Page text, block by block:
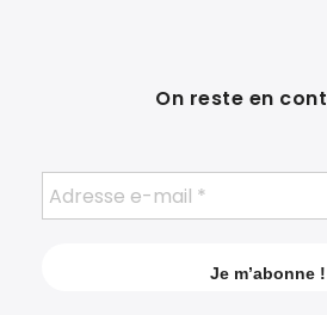
On reste en